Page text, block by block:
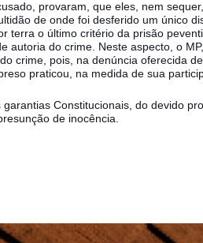
provaram, que eles, nem
de onde foi desferido um único
terra o último critério da prisão
autoria do crime. Neste aspecto, o
crime, pois, na denúncia oferecida
praticou, na medida de sua
Constitucionais, do devido
de inocência.